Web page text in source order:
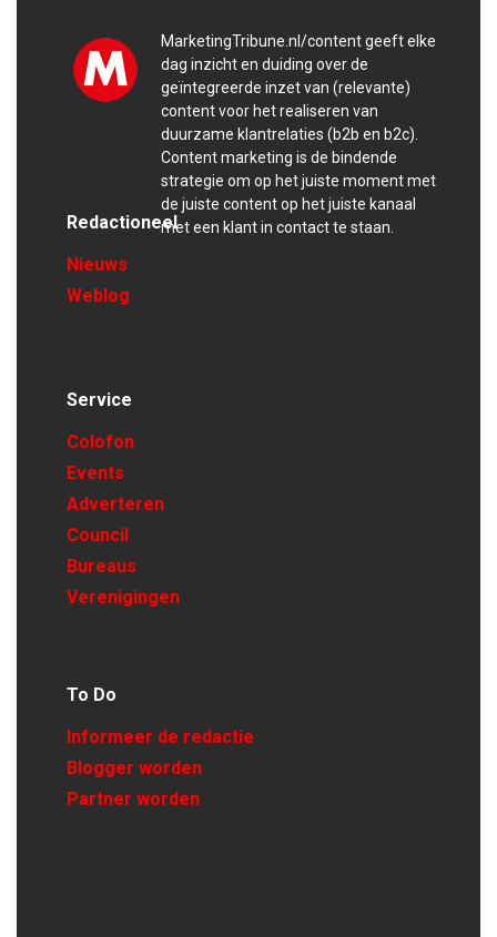
MarketingTribune.nl/content geeft elke
dag inzicht en duiding over de
geïntegreerde inzet van (relevante)
content voor het realiseren van
duurzame klantrelaties (b2b en b2c).
Content marketing is de bindende
strategie om op het juiste moment met
de juiste content op het juiste kanaal
met een klant in contact te staan.
Redactioneel
Nieuws
Weblog
Service
Colofon
Events
Adverteren
Council
Bureaus
Verenigingen
To Do
Informeer de redactie
Blogger worden
Partner worden